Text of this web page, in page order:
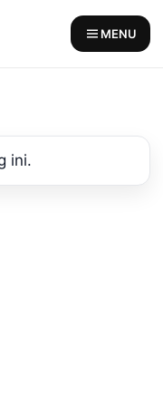
MENU
ini.